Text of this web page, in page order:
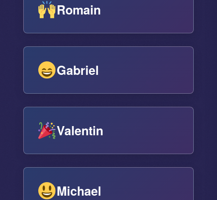
Romain
Gabriel
Valentin
Michael